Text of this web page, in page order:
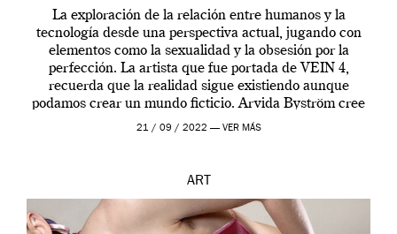
La exploración de la relación entre humanos y la
tecnología desde una perspectiva actual, jugando con
elementos como la sexualidad y la obsesión por la
perfección. La artista que fue portada de VEIN 4,
recuerda que la realidad sigue existiendo aunque
podamos crear un mundo ficticio. Arvida Byström cree
que los humanos tienen un complejo […]
21 / 09 / 2022 — VER MÁS
ART